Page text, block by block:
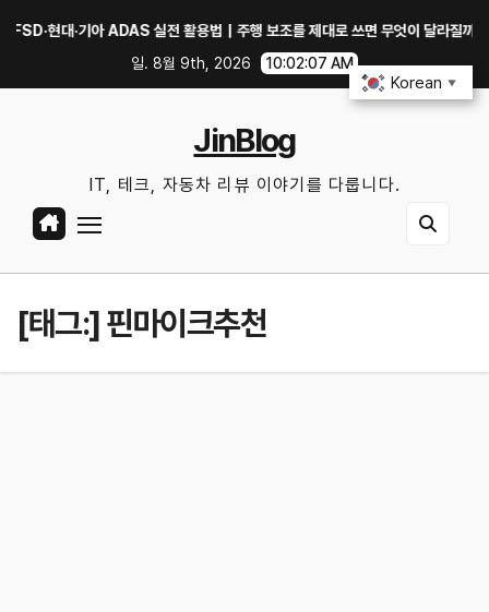
대·기아 ADAS 실전 활용법｜주행 보조를 제대로 쓰면 무엇이 달라질까?
일. 8월 9th, 2026
10:02:07 AM
JinBlog
IT, 테크, 자동차 리뷰 이야기를 다룹니다.
[태그:]핀마이크추천
Korean ▼